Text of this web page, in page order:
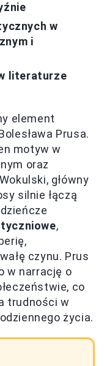
w
i
literaturze
element
Prusa.
motyw w
oraz
główny
silnie łączą
,
czynu. Prus
w narrację o
co
trudności w
życia.